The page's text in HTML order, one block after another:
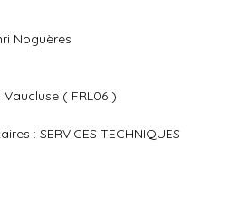
Noguères
( FRL06 )
: SERVICES TECHNIQUES